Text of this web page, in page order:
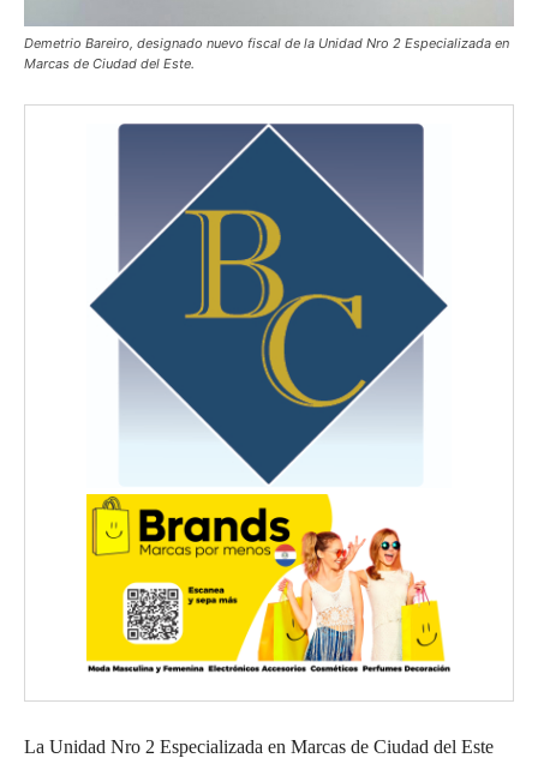
Demetrio Bareiro, designado nuevo fiscal de la Unidad Nro 2 Especializada en
Marcas de Ciudad del Este.
La Unidad Nro 2 Especializada en Marcas de Ciudad del Este